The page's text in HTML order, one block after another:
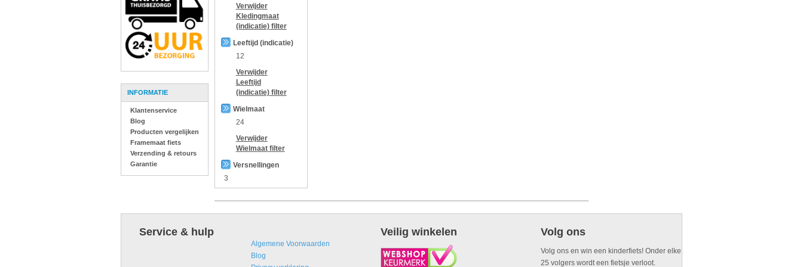
INFORMATIE
Klantenservice
Blog
Producten vergelijken
Framemaat fiets
Verzending & retours
Garantie
Verwijder
Kledingmaat
(indicatie)filter
Leeftijd (indicatie)
12
Verwijder
Leeftijd
(indicatie)filter
Wielmaat
24
Verwijder
Wielmaatfilter
Versnellingen
3
Service & hulp
Algemene Voorwaarden
Blog
Veilig winkelen Volg ons
Volg ons en win een kinderfiets! Onder elke
25 volgers wordt een fietsje verloot.